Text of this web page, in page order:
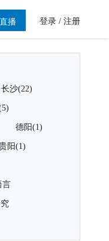
播 登录 / 注册
长沙(22)
德阳(1)
阳(1)
言